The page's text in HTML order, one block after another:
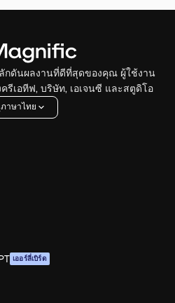
กดันผลงานที่ดีที่สุดของคุณ ผู้ใช้งาน
รีเอทีฟ, บริษัท, เอเจนซี และสตูดิโอ
ภาษาไทย
เออร์ลี่เบิร์ด